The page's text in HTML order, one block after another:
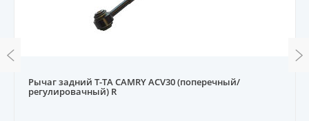
Рычаг задний T-TA CAMRY ACV30 (поперечный/
регулировачный) R